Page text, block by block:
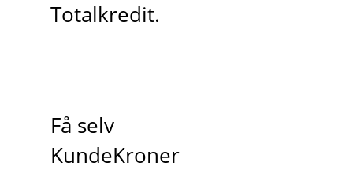
Totalkredit.
Få selv
KundeKroner